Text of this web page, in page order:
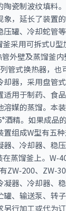
瓷制波纹填料
，延长了装置
罐、冷却蛇管
采用可拆式U
外壁及蒸馏釜
管式换热器，也
器，采用盘管
用于制药、食
媒的蒸馏。本
酒精。如果成品
组成W型有五
、冷却器、稳
蒸馏釜上。W-
ZW-200、ZW-
器、冷却器、
、输送泵、转
行加工或代为